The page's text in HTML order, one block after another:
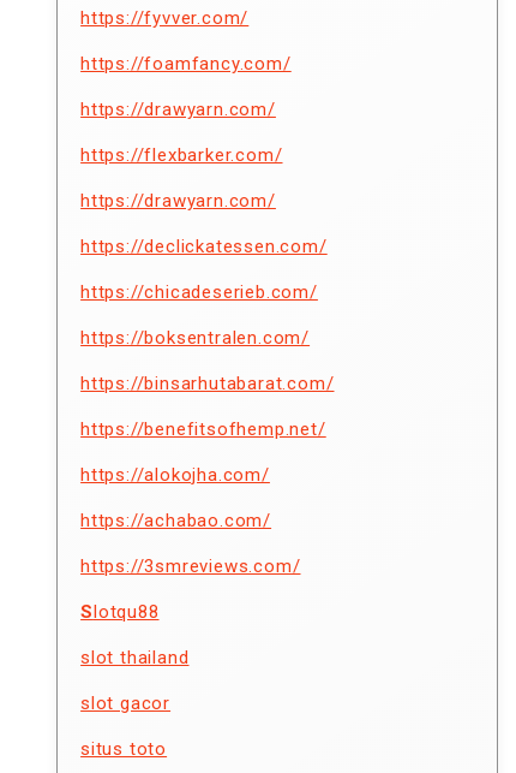
https://fyvver.com/
https://foamfancy.com/
https://drawyarn.com/
https://flexbarker.com/
https://drawyarn.com/
https://declickatessen.com/
https://chicadeserieb.com/
https://boksentralen.com/
https://binsarhutabarat.com/
https://benefitsofhemp.net/
https://alokojha.com/
https://achabao.com/
https://3smreviews.com/
Slotqu88
slot thailand
slot gacor
situs toto